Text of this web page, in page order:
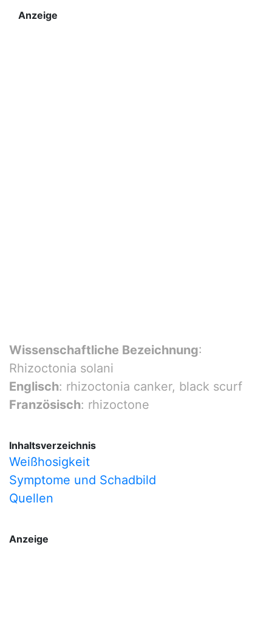
Anzeige
Wissenschaftliche Bezeichnung:
Rhizoctonia solani
Englisch: rhizoctonia canker, black scurf
Französisch: rhizoctone
Inhaltsverzeichnis
Weißhosigkeit
Symptome und Schadbild
Quellen
Anzeige